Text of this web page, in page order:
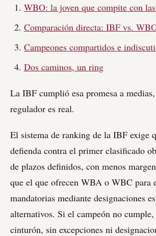
WBO: la joven que compite con
Comparación directa: IBF vs.
Campeones compartidos e
Dos caminos, un ring
La IBF cumplió esa promesa a
regulador es real.
El sistema de ranking de la IBF exige
defienda contra el primer clasificado
de plazos definidos, con menos
que el que ofrecen WBA o WBC para
mandatorias mediante designaciones
alternativos. Si el campeón no
cinturón, sin excepciones ni